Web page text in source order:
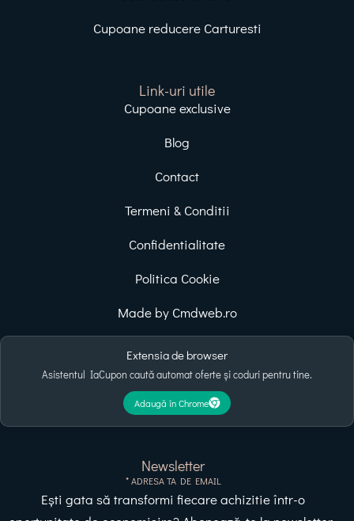
Cupoane reducere Carturesti
Link-uri utile
Cupoane exclusive
Blog
Contact
Termeni & Conditii
Confidentialitate
Politica Cookie
Made by Cmdweb.ro
Extensia de browser
Asistentul IaCupon caută automat oferte și coduri pentru tine.
Adaugă în Chrome
Newsletter
* ADRESA TA DE EMAIL
Ești gata să transformi fiecare achizitie într-o